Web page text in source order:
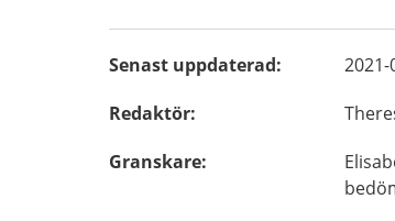
Senast uppdaterad:
2021-
Redaktör:
Granskare: